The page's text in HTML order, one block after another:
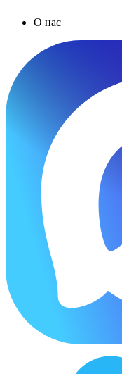
О нас